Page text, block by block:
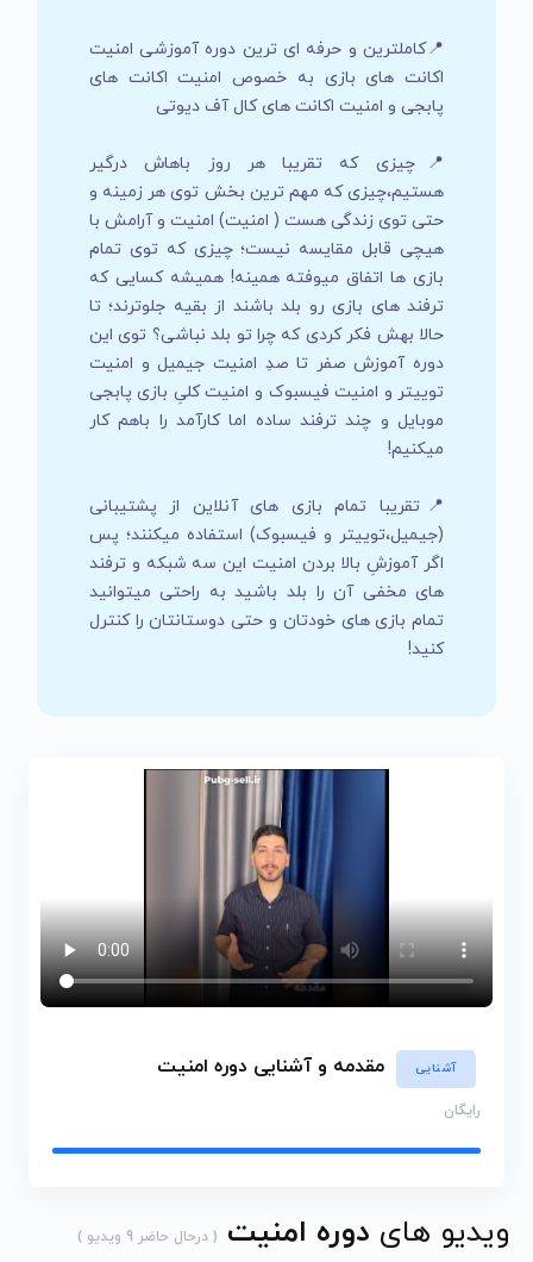
📍کاملترین و حرفه ای ترین دوره آموزشی امنیت
اکانت های بازی به خصوص امنیت اکانت های
پابجی و امنیت اکانت های کال آف دیوتی
📍چیزی که تقریبا هر روز باهاش درگیر
هستیم،چیزی که مهم ترین بخش توی هر زمینه و
حتی توی زندگی هست ( امنیت) امنیت و آرامش با
هیچی قابل مقایسه نیست؛ چیزی که توی تمام
بازی ها اتفاق میوفته همینه! همیشه کسایی که
ترفند های بازی رو بلد باشند از بقیه جلوترند؛ تا
حالا بهش فکر کردی که چرا تو بلد نباشی؟ توی این
دوره آموزش صفر تا صدِ امنیت جیمیل و امنیت
توییتر و امنیت فیسبوک و امنیت کلیِ بازی پابجی
موبایل و چند ترفند ساده اما کارآمد را باهم کار
میکنیم!
📍تقریبا تمام بازی های آنلاین از پشتیبانی
(جیمیل،توییتر و فیسبوک) استفاده میکنند؛ پس
اگر آموزشِ بالا بردن امنیت این سه شبکه و ترفند
های مخفی آن را بلد باشید به راحتی میتوانید
تمام بازی های خودتان و حتی دوستانتان را کنترل
کنید!
آشنایی مقدمه و آشنایی دوره امنیت
رایگان
ویدیو های دوره امنیت ( درحال حاضر 9 ویدیو )